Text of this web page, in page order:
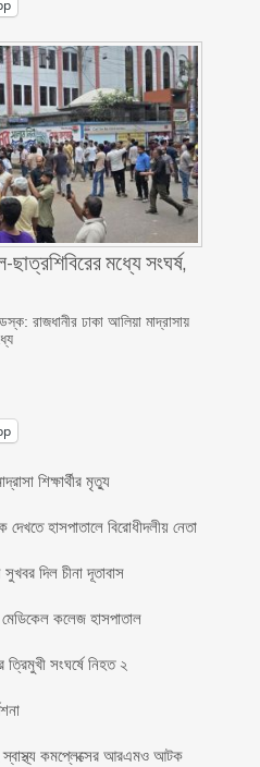
মধ্যে সংঘর্ষ,
রাজধানীর ঢাকা আলিয়া মাদ্রাসায়
শিক্ষার্থীর মৃত্যু
হাসপাতালে বিরোধীদলীয় নেতা
সুখবর দিল চীনা দূতাবাস
কলেজ হাসপাতাল
ত্রিমুখী সংঘর্ষে নিহত ২
স্বাস্থ্য কমপ্লেক্সের আরএমও আটক